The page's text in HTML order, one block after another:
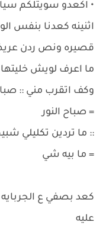
• اكعدو سويتلكم
اثنينه كعدنا بنفس
قصيره ونص ردن
ما اعرف لويش
وكف اتقرب مني ::
= صباح النور
:: ما تردين تكليلي
= ما بيه شي
كعد بصفي ع
عليه